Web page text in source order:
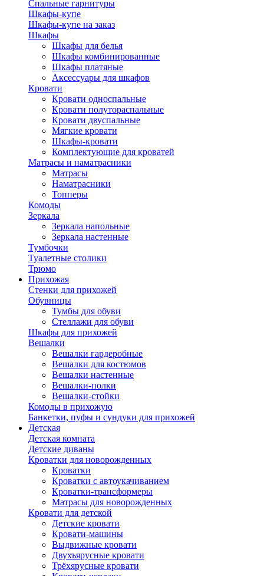
Спальные гарнитуры
Шкафы-купе
Шкафы-купе на заказ
Шкафы
Шкафы для белья
Шкафы комбинированные
Шкафы платяные
Аксессуары для шкафов
Кровати
Кровати односпальные
Кровати полутораспальные
Кровати двуспальные
Мягкие кровати
Шкафы-кровати
Комплектующие для кроватей
Матрасы и наматрасники
Матрасы
Наматрасники
Топперы
Комоды
Зеркала
Зеркала напольные
Зеркала настенные
Тумбочки
Туалетные столики
Трюмо
Прихожая
Стенки для прихожей
Обувницы
Тумбы для обуви
Стеллажи для обуви
Шкафы для прихожей
Вешалки
Вешалки гардеробные
Вешалки для костюмов
Вешалки настенные
Вешалки-полки
Вешалки-стойки
Комоды в прихожую
Банкетки, пуфы и сундуки для прихожей
Детская
Детская комната
Детские диваны
Кроватки для новорожденных
Кроватки
Кроватки с автоукачиванием
Кроватки-трансформеры
Матрасы для новорожденных
Кровати для детской
Детские кровати
Кровати-машины
Выдвижные кровати
Двухъярусные кровати
Трёхярусные кровати